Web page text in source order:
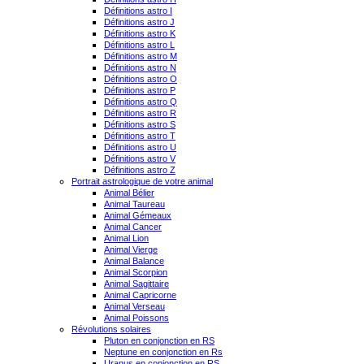
Définitions astro I
Définitions astro J
Définitions astro K
Définitions astro L
Définitions astro M
Définitions astro N
Définitions astro O
Définitions astro P
Définitions astro Q
Définitions astro R
Définitions astro S
Définitions astro T
Définitions astro U
Définitions astro V
Définitions astro Z
Portrait astrologique de votre animal
Animal Bélier
Animal Taureau
Animal Gémeaux
Animal Cancer
Animal Lion
Animal Vierge
Animal Balance
Animal Scorpion
Animal Sagittaire
Animal Capricorne
Animal Verseau
Animal Poissons
Révolutions solaires
Pluton en conjonction en RS
Neptune en conjonction en Rs